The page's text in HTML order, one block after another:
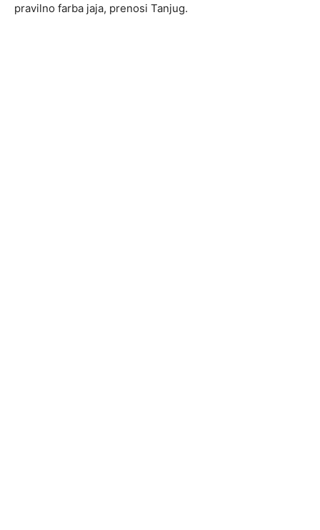
pravilno farba jaja, prenosi Tanjug.